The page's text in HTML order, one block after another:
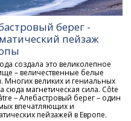
берег -
пейзаж
создала это великолепное
– величественные белые
Многих великих и гениальных
сюда магнетическая сила. Côte
– Алебастровый берег – один
впечатляющих и
пейзажей в Европе.